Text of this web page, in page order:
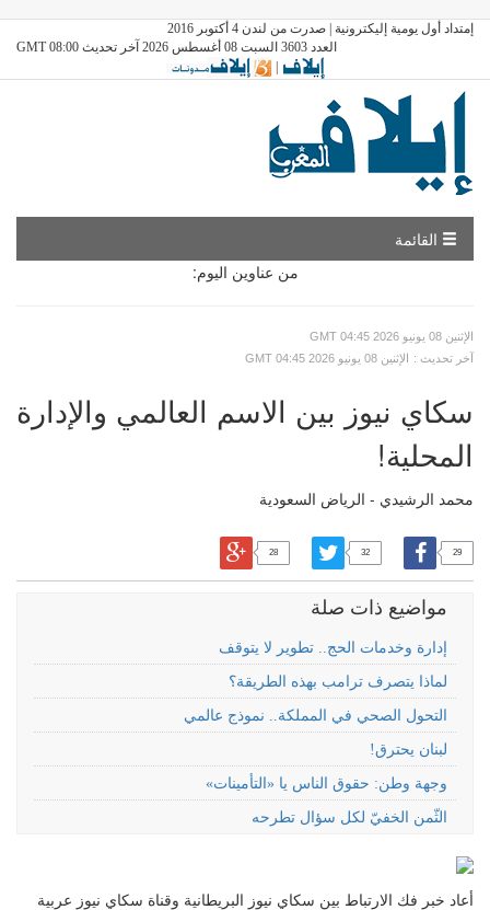
إمتداد أول يومية إليكترونية | صدرت من لندن 4 أكتوبر 2016
العدد 3603 السبت 08 أغسطس 2026 آخر تحديث GMT 08:00
|
القائمة
من عناوين اليوم:
GMT الإثنين 08 يونيو 2026 04:45
GMT الإثنين 08 يونيو 2026 04:45
: آخر تحديث
سكاي نيوز بين الاسم العالمي والإدارة
المحلية!
محمد الرشيدي - الرياض السعودية
29
32
28
مواضيع ذات صلة
إدارة وخدمات الحج.. تطوير لا يتوقف
لماذا يتصرف ترامب بهذه الطريقة؟
التحول الصحي في المملكة.. نموذج عالمي
لبنان يحترق!
وجهة وطن: حقوق الناس يا «التأمينات»
الثّمن الخفيّ لكل سؤال تطرحه
أعاد خبر فك الارتباط بين سكاي نيوز البريطانية وقناة سكاي نيوز عربية